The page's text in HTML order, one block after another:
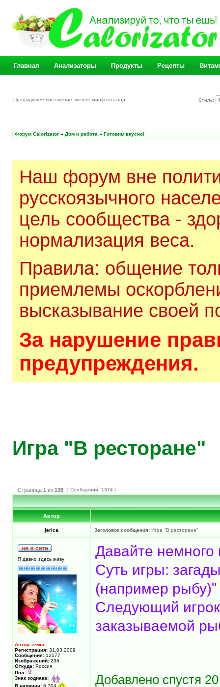
Главная Анализаторы Продукты Рецепты
Предыдущее посещение: менее минуты назад Стиль:
Форум Calorizator » Дом и работа » Готовим вкусно!
Наш форум вне
русскоязычного
цель сообщества -
нормализация веса.
Правила: общение
приемлемы
высказывание своей
За нарушение
предупреждения.
Игра "В ресторане"
Страница 1 из 138 [ Сообщений: 1374 ]
Автор
jerica Заголовок сообщения: Игра "В ресторане"
Я давно здесь живу
Автор темы
Регистрация: 31.03.2009
Сообщения: 12177
Изображений: 236
Откуда: Россия
Пол:
Знак зодиака:
В наличии: 6,704
Давайте немного
Суть игры:
(например рыбу)"
Следующий
заказываемой
Добавлено спустя